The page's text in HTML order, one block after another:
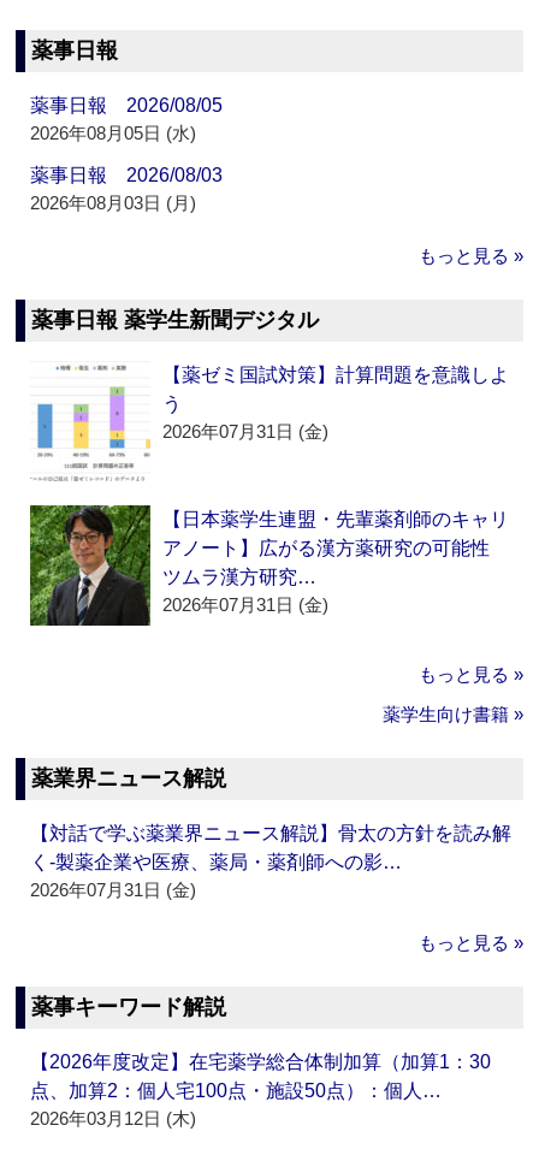
薬事日報
薬事日報 2026/08/05
2026年08月05日 (水)
薬事日報 2026/08/03
2026年08月03日 (月)
もっと見る »
薬事日報 薬学生新聞デジタル
【薬ゼミ国試対策】計算問題を意識しよ
う
2026年07月31日 (金)
【日本薬学生連盟・先輩薬剤師のキャリ
アノート】広がる漢方薬研究の可能性
ツムラ漢方研究…
2026年07月31日 (金)
もっと見る »
薬学生向け書籍 »
薬業界ニュース解説
【対話で学ぶ薬業界ニュース解説】骨太の方針を読み解
く‐製薬企業や医療、薬局・薬剤師への影…
2026年07月31日 (金)
もっと見る »
薬事キーワード解説
【2026年度改定】在宅薬学総合体制加算（加算1：30
点、加算2：個人宅100点・施設50点）：個人…
2026年03月12日 (木)